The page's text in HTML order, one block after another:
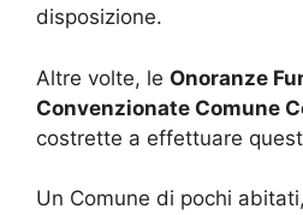
disposizione.
Altre volte, le Onoranze
Convenzionate Comune
costrette a effettuare
Un Comune di pochi